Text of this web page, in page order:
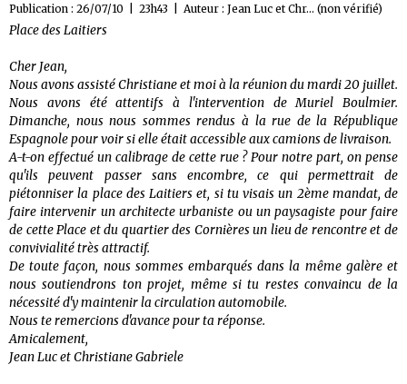
Publication : 26/07/10 | 23h43 | Auteur : Jean Luc et Chr... (non vérifié)
Place des Laitiers
Cher Jean,
Nous avons assisté Christiane et moi à la réunion du mardi 20 juillet.
Nous avons été attentifs à l'intervention de Muriel Boulmier.
Dimanche, nous nous sommes rendus à la rue de la République
Espagnole pour voir si elle était accessible aux camions de livraison.
A-t-on effectué un calibrage de cette rue ? Pour notre part, on pense
qu'ils peuvent passer sans encombre, ce qui permettrait de
piétonniser la place des Laitiers et, si tu visais un 2ème mandat, de
faire intervenir un architecte urbaniste ou un paysagiste pour faire
de cette Place et du quartier des Cornières un lieu de rencontre et de
convivialité très attractif.
De toute façon, nous sommes embarqués dans la même galère et
nous soutiendrons ton projet, même si tu restes convaincu de la
nécessité d'y maintenir la circulation automobile.
Nous te remercions d'avance pour ta réponse.
Amicalement,
Jean Luc et Christiane Gabriele